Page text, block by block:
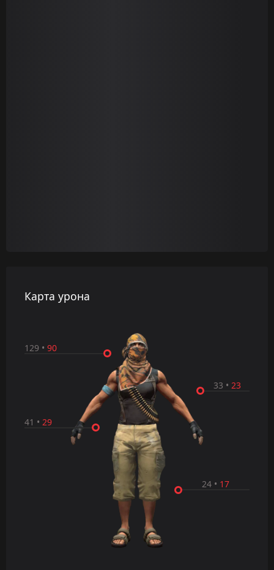
Карта урона
24 • 17
41 • 29
33 • 23
129 • 90